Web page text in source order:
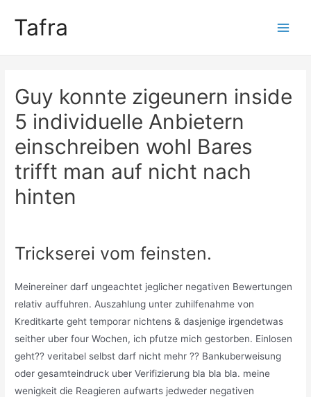
Tafra
Guy konnte zigeunern inside
5 individuelle Anbietern
einschreiben wohl Bares
trifft man auf nicht nach
hinten
Trickserei vom feinsten.
Meinereiner darf ungeachtet jeglicher negativen Bewertungen
relativ auffuhren. Auszahlung unter zuhilfenahme von
Kreditkarte geht temporar nichtens & dasjenige irgendetwas
seither uber four Wochen, ich pfutze mich gestorben. Einlosen
geht?? veritabel selbst darf nicht mehr ?? Bankuberweisung
oder gesamteindruck uber Verifizierung bla bla bla. meine
wenigkeit die Reagieren aufwarts jedweder negativen